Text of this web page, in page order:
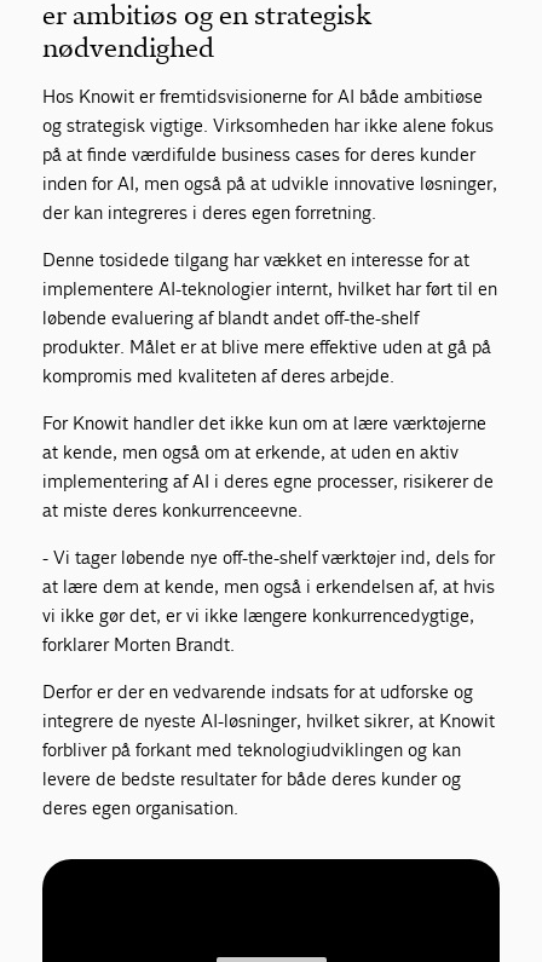
er ambitiøs og en strategisk
nødvendighed
Hos Knowit er fremtidsvisionerne for AI både ambitiøse
og strategisk vigtige. Virksomheden har ikke alene fokus
på at finde værdifulde business cases for deres kunder
inden for AI, men også på at udvikle innovative løsninger,
der kan integreres i deres egen forretning.
Denne tosidede tilgang har vækket en interesse for at
implementere AI-teknologier internt, hvilket har ført til en
løbende evaluering af blandt andet off-the-shelf
produkter. Målet er at blive mere effektive uden at gå på
kompromis med kvaliteten af deres arbejde.
For Knowit handler det ikke kun om at lære værktøjerne
at kende, men også om at erkende, at uden en aktiv
implementering af AI i deres egne processer, risikerer de
at miste deres konkurrenceevne.
- Vi tager løbende nye off-the-shelf værktøjer ind, dels for
at lære dem at kende, men også i erkendelsen af, at hvis
vi ikke gør det, er vi ikke længere konkurrencedygtige,
forklarer Morten Brandt.
Derfor er der en vedvarende indsats for at udforske og
integrere de nyeste AI-løsninger, hvilket sikrer, at Knowit
forbliver på forkant med teknologiudviklingen og kan
levere de bedste resultater for både deres kunder og
deres egen organisation.